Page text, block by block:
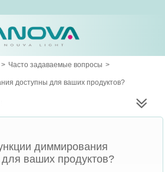
> Часто задаваемые вопросы >
доступны для ваших продуктов?
диммирования
ваших продуктов?